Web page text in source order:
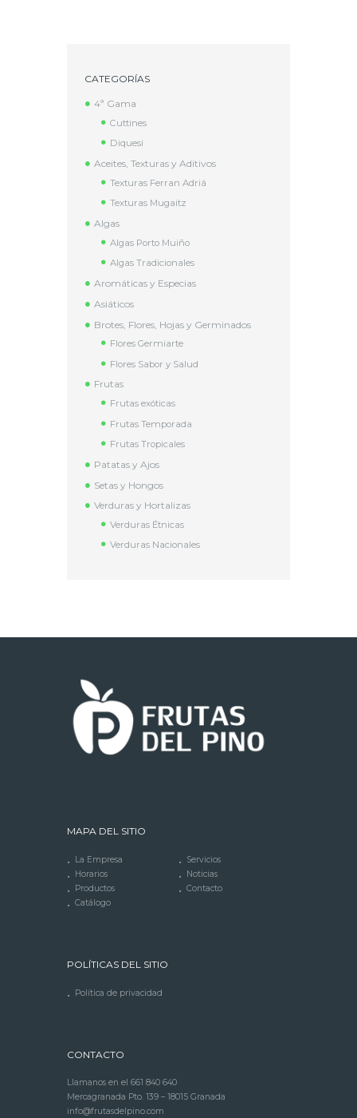
CATEGORÍAS
4ª Gama
Cuttines
Diquesi
Aceites, Texturas y Aditivos
Texturas Ferran Adriá
Texturas Mugaitz
Algas
Algas Porto Muiño
Algas Tradicionales
Aromáticas y Especias
Asiáticos
Brotes, Flores, Hojas y Germinados
Flores Germiarte
Flores Sabor y Salud
Frutas
Frutas exóticas
Frutas Temporada
Frutas Tropicales
Patatas y Ajos
Setas y Hongos
Verduras y Hortalizas
Verduras Étnicas
Verduras Nacionales
MAPA DEL SITIO
La Empresa
Servicios
Horarios
Noticias
Productos
Contacto
Catálogo
POLÍTICAS DEL SITIO
Política de privacidad
CONTACTO
Llamanos en el 661 840 640
Mercagranada Pto. 139 – 18015 Granada
info@frutasdelpino.com